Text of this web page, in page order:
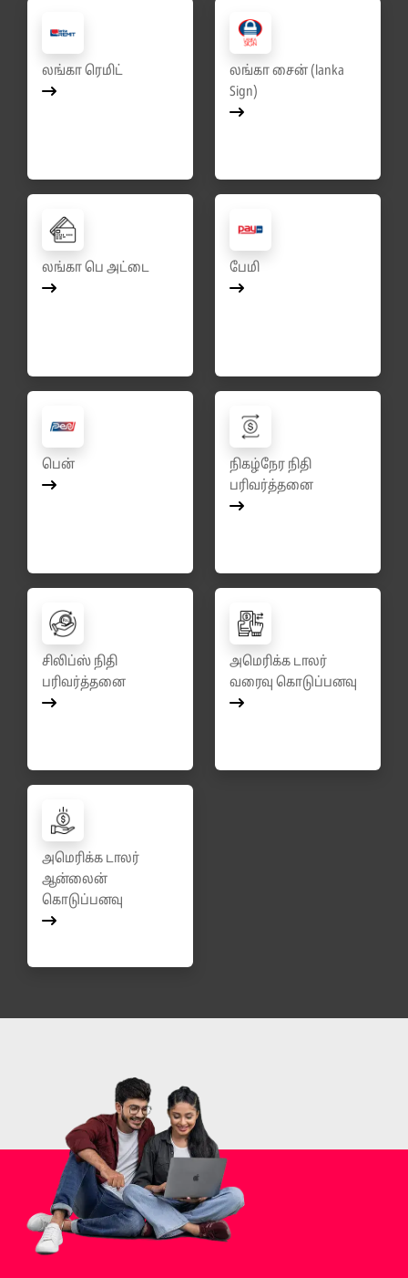
லங்கா ரெமிட்
லங்கா சைன் (lanka
Sign)
லங்கா பெ அட்டை பேமி
பென்
நிகழ்நேர நிதி
பரிவர்த்தனை
சிலிப்ஸ் நிதி
பரிவர்த்தனை
அமெரிக்க டாலர்
வரைவு கொடுப்பனவு
அமெரிக்க டாலர்
ஆன்லைன்
கொடுப்பனவு